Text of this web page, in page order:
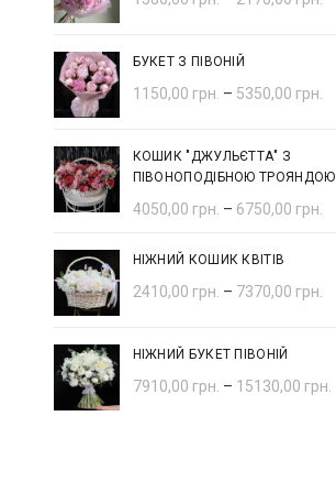
БУКЕТ З ПІВОНІЙ
1150,00 грн. – 5350,00 грн.
КОШИК "ДЖУЛЬЄТТА" З
ПІВОНОПОДІБНОЮ ТРОЯНДОЮ
4050,00 грн. – 6750,00 грн.
НІЖНИЙ КОШИК КВІТІВ
2410,00 грн. – 7370,00 грн.
НІЖНИЙ БУКЕТ ПІВОНІЙ
7910,00 грн. – 15130,00 грн.